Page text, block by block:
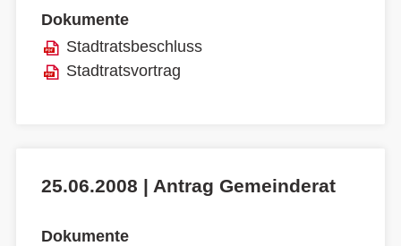
Dokumente
Stadtratsbeschluss
Stadtratsvortrag
25.06.2008 | Antrag Gemeinderat
Dokumente